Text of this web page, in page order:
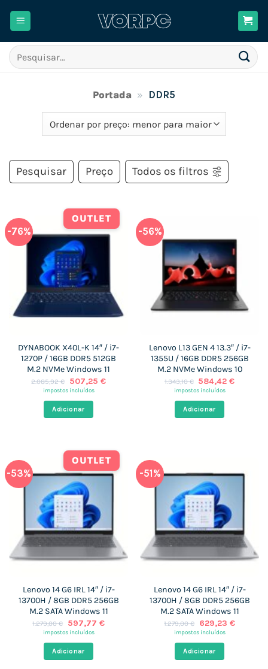
Pesquisar
por:
Portada » DDR5
Pesquisar Preço Todos os filtros
-76%
OUTLET
DYNABOOK X40L-K 14″ / i7-
1270P / 16GB DDR5 512GB
M.2 NVMe Windows 11
2.085,92€
O
preço
era:
2.085,92 €.
507,25 €O
impostos incluídos
Adicionar
-56%
Lenovo L13 GEN 4 13.3″ / i7-
1355U / 16GB DDR5 256GB
M.2 NVMe Windows 10
1.343,10€ O
preço
era:
1.343,10 €.
584,42€O
impostos incluídos
Adicionar
-53%
OUTLET
Lenovo 14 G6 IRL 14″ / i7-
13700H / 8GB DDR5 256GB
M.2 SATA Windows 11
1.279,00€
O
preço
era:
1.279,00 €.
597,77 €O
impostos incluídos
Adicionar
-51%
Lenovo 14 G6 IRL 14″ / i7-
13700H / 8GB DDR5 256GB
M.2 SATA Windows 11
1.279,00€
O
preço
era:
1.279,00 €.
629,23 €O
impostos incluídos
Adicionar